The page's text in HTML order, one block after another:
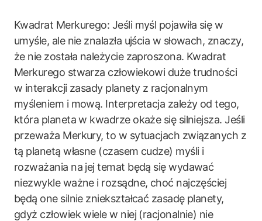
Kwadrat Merkurego: Jeśli myśl pojawiła się w
umyśle, ale nie znalazła ujścia w słowach, znaczy,
że nie została należycie zaproszona. Kwadrat
Merkurego stwarza człowiekowi duże trudności
w interakcji zasady planety z racjonalnym
myśleniem i mową. Interpretacja zależy od tego,
która planeta w kwadrze okaże się silniejsza. Jeśli
przeważa Merkury, to w sytuacjach związanych z
tą planetą własne (czasem cudze) myśli i
rozważania na jej temat będą się wydawać
niezwykle ważne i rozsądne, choć najczęściej
będą one silnie zniekształcać zasadę planety,
gdyż człowiek wiele w niej (racjonalnie) nie